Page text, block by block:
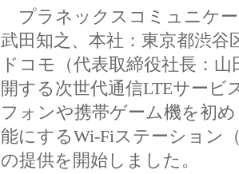
プラネックスコミュニケー
武田知之、本社：東京都渋
ドコモ（代表取締役社長：
開する次世代通信LTEサー
フォンや携帯ゲーム機を初
能にするWi-Fiステーション
の提供を開始しました。